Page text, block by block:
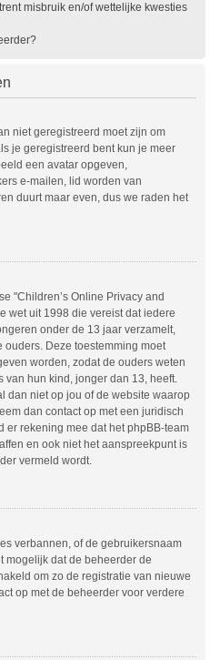
misbruik en/of wettelijke kwesties
niet geregistreerd moet zijn om
je geregistreerd bent kun je meer
een avatar opgeven,
e-mailen, lid worden van
duurt maar even, dus we raden het
"Children’s Online Privacy and
wet uit 1998 die vereist dat iedere
onder de 13 jaar verzamelt,
ouders. Deze toestemming moet
worden, zodat de ouders weten
hun kind, jonger dan 13, heeft.
dan niet op jou of de website waarop
dan contact op met een juridisch
er rekening mee dat het phpBB-team
en ook niet het aanspreekpunt is
vermeld wordt.
verbannen, of de gebruikersnaam
mogelijk dat de beheerder de
om zo de registratie van nieuwe
op met de beheerder voor verdere